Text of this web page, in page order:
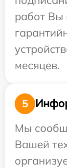
работ Вы
месяцев.
5
Мы
Вашей